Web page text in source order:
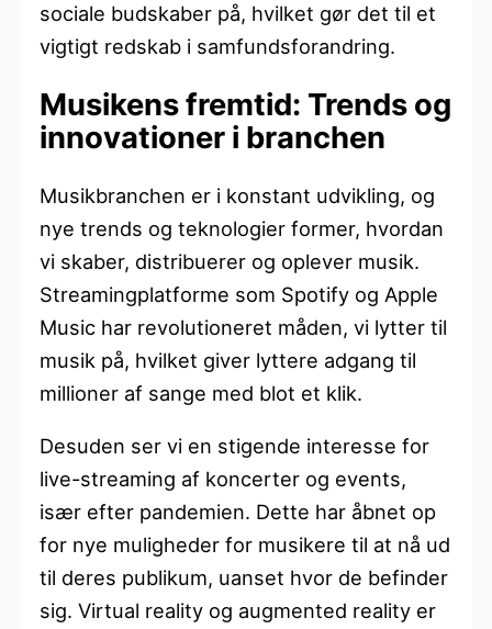
sociale budskaber på, hvilket gør det til et
vigtigt redskab i samfundsforandring.
Musikens fremtid: Trends og
innovationer i branchen
Musikbranchen er i konstant udvikling, og
nye trends og teknologier former, hvordan
vi skaber, distribuerer og oplever musik.
Streamingplatforme som Spotify og Apple
Music har revolutioneret måden, vi lytter til
musik på, hvilket giver lyttere adgang til
millioner af sange med blot et klik.
Desuden ser vi en stigende interesse for
live-streaming af koncerter og events,
især efter pandemien. Dette har åbnet op
for nye muligheder for musikere til at nå ud
til deres publikum, uanset hvor de befinder
sig. Virtual reality og augmented reality er